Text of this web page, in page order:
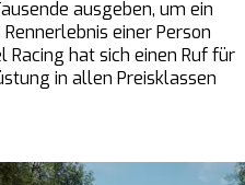
ausgeben, um ein
einer Person
hat sich einen Ruf für
in allen Preisklassen